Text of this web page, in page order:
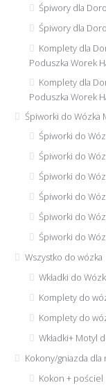
Śpiwory dla
Śpiwory dla
Komplety dla
Poduszka Worek
Komplety dla
Poduszka Worek
Śpiworki do Wózka
Śpiworki do
Śpiworki do
Śpiworki do
Śpiworki do
Śpiworki do
Śpiworki do
Wszystko do wózka
Wkładki do
Komplety do
Komplety do
Wkładki+ Motyl
Kokony/gniazda
Kokon + pościel